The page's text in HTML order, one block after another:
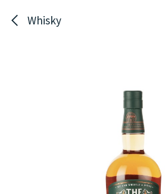
Whisky